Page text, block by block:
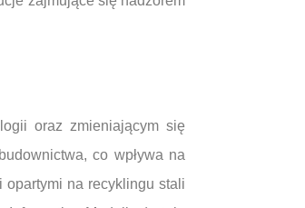
oraz zmieniającym się
co wpływa na
opartymi na recyklingu stali